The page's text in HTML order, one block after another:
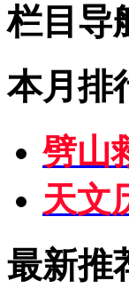
栏目导
本月排
劈山
天文
最新推